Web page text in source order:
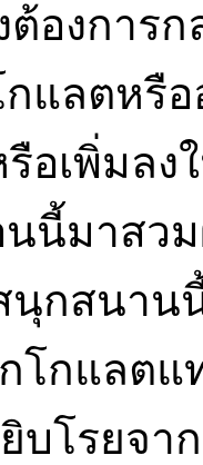
ต้องการ
กแลตหรื
อเพิ่มล
นี้มาสวม
กสนาน
โกแลตแ
บโรยจ